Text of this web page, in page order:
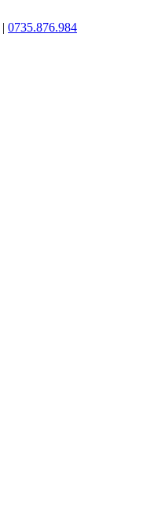
| 0735.876.984